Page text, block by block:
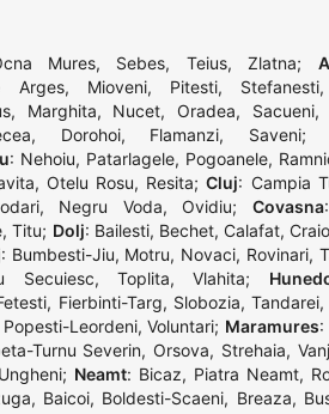
Mures, Sebes, Teius,Zlatna;
Arges, Mioveni, Pitesti, Stefanesti
, Marghita, Nucet, Oradea, Sacueni,
, Dorohoi, Flamanzi, Saveni;
: Nehoiu, Patarlagele, Pogoanele,
, Otelu Rosu, Resita;Cluj: Campia
, Negru Voda, Ovidiu; Covasna
,Titu; Dolj: Bailesti, Bechet, Calafat,
: Bumbesti-Jiu, Motru, Novaci, Rovinari,
Secuiesc, Toplita,Vlahita;
, Fierbinti-Targ, Slobozia, Tandarei,
Popesti-Leordeni,Voluntari; Maramures:
Turnu Severin, Orsova, Strehaia,
Ungheni; Neamt: Bicaz, Piatra Neamt,
, Baicoi, Boldesti-Scaeni, Breaza,